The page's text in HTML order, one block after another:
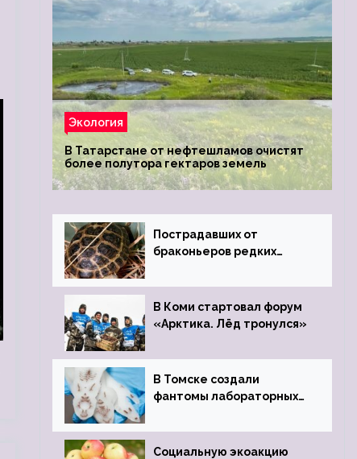
Экология
В Татарстане от нефтешламов очистят
более полутора гектаров земель
Пострадавших от
браконьеров редких
Ростовский зоопарк
В Коми стартовал форум
«Арктика. Лёд тронулся»
В Томске создали
фантомы лабораторных
Социальную экоакцию